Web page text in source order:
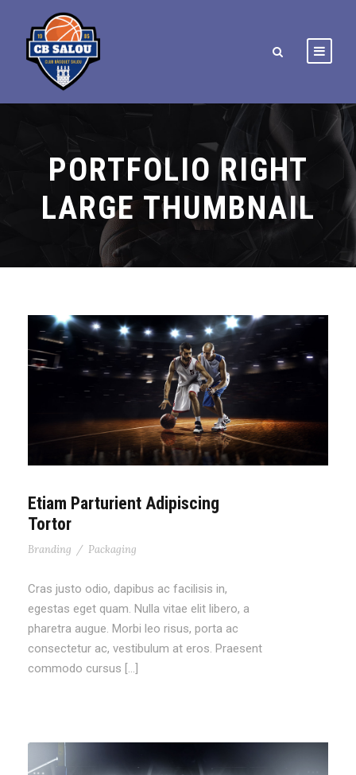
PORTFOLIO RIGHT
LARGE THUMBNAIL
Etiam Parturient Adipiscing
Tortor
Branding / Packaging
Cras justo odio, dapibus ac facilisis in,
egestas eget quam. Nulla vitae elit libero, a
pharetra augue. Morbi leo risus, porta ac
consectetur ac, vestibulum at eros. Praesent
commodo cursus […]